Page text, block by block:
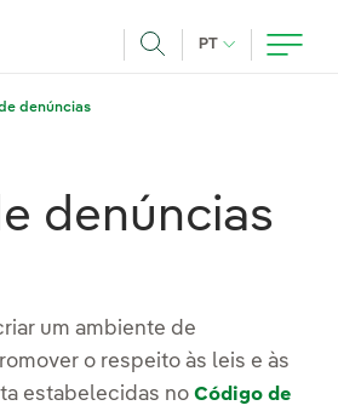
PT IDIOMA ATUAL,
denúncias
denúncias
um ambiente de
o respeito às leis e às
estabelecidas no Código de